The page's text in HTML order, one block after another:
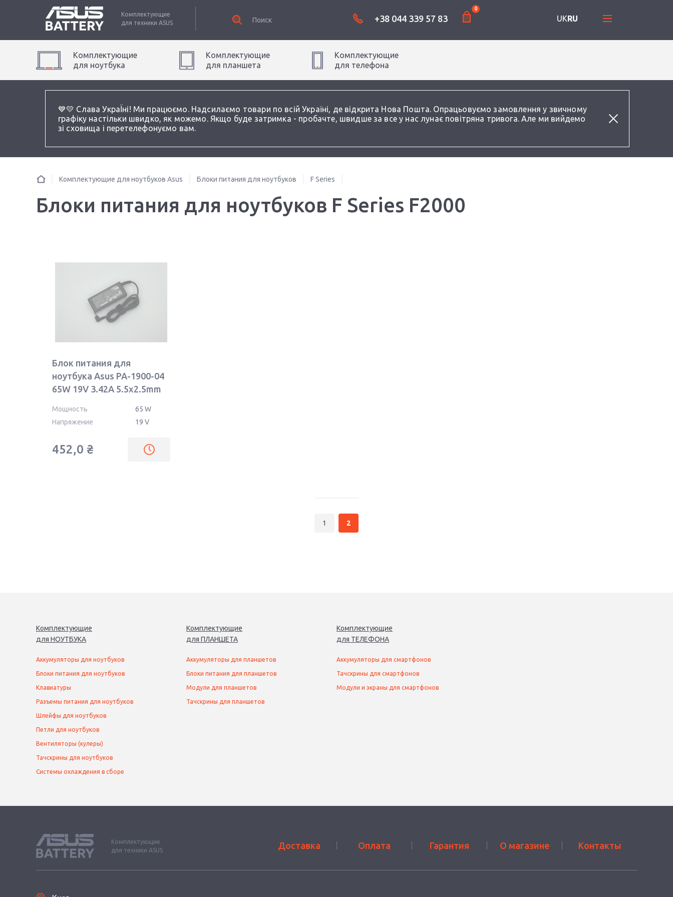
💙💛 Слава УкраЇні! Ми працюємо. Надсилаємо товари по всій Україні, де відкрита Нова Пошта. Опрацьовуємо замовлення у звичному
графіку настільки швидко, як можемо. Якщо буде затримка - пробачте, швидше за все у нас лунає повітряна тривога. Але ми вийдемо
зі сховища і перетелефонуємо вам.
Комплектующие
для техники ASUS +38 044 339 57 83
0
UKRU
Комплектующие
для ноутбука
Комплектующие
для планшета
Комплектующие
для телефона
Комплектующие для ноутбуков Asus Блоки питания для ноутбуков F Series
Блоки питания для ноутбуков F Series F2000
Блок питания для
ноутбука Asus PA-1900-04
65W 19V 3.42A 5.5x2.5mm
Мощность
65 W
Напряжение
19 V
452,0 ₴
1 2
Комплектующие
для НОУТБУКА
Аккумуляторы для ноутбуков
Блоки питания для ноутбуков
Клавиатуры
Разъемы питания для ноутбуков
Шлейфы для ноутбуков
Петли для ноутбуков
Вентиляторы (кулеры)
Тачскрины для ноутбуков
Системы охлаждения в сборе
Комплектующие
для ПЛАНШЕТА
Аккумуляторы для планшетов
Блоки питания для планшетов
Модули для планшетов
Тачскрины для планшетов
Комплектующие
для ТЕЛЕФОНА
Аккумуляторы для смартфонов
Тачскрины для смартфонов
Модули и экраны для смартфонов
Комплектующие
для техники ASUS
Доставка Оплата Гарантия О магазине Контакты